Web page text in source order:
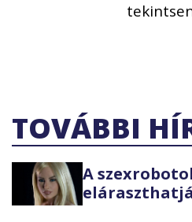
TOVÁBBI
A